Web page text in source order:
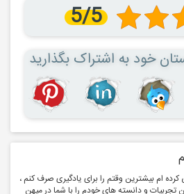
5/5
خود به اشتراک بگذارید
ام بیشترین وقتم را برای یادگیری صرف کنم ،
تجربیات و دانسته های خودم را با شما در میهن